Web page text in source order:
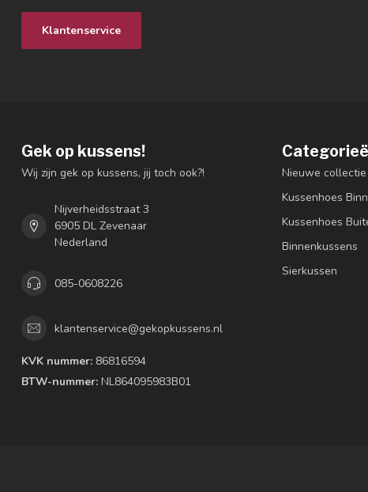
Klantenservice
Gek op kussens!
Wij zijn gek op kussens, jij toch ook?!
Nijverheidsstraat 3
6905 DL Zevenaar
Nederland
085-0608226
klantenservice@gekopkussens.nl
KVK nummer: 86816594
BTW-nummer: NL864095983B01
Nieuwe collectie
Kussenhoes
Kussenhoes
Binnenkussens
Sierkussen